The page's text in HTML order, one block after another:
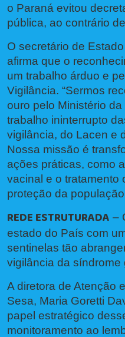
o Paraná evitou
pública, ao contrário
O secretário de
afirma que o
um trabalho árduo e
Vigilância. “Sermos
ouro pelo Ministério
trabalho ininterrupto
vigilância, do Lacen e
Nossa missão é
ações práticas, como
vacinal e o tratamento
proteção da
REDE ESTRUTURADA –
estado do País com
sentinelas tão
vigilância da síndrome
A diretora de Atenção
Sesa, Maria Goretti
papel estratégico
monitoramento ao